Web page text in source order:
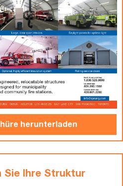
herunterladen
Sie Ihre Struktur